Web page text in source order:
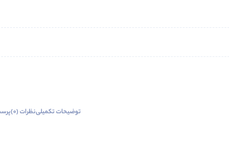
توضیحات تکمیلینظرات (0)